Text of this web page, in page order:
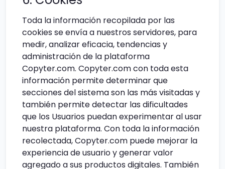
Toda la información recopilada por las
cookies se envía a nuestros servidores, para
medir, analizar eficacia, tendencias y
administración de la plataforma
Copyter.com. Copyter.com con toda esta
información permite determinar que
secciones del sistema son las más visitadas y
también permite detectar las dificultades
que los Usuarios puedan experimentar al usar
nuestra plataforma. Con toda la información
recolectada, Copyter.com puede mejorar la
experiencia de usuario y generar valor
agregado a sus productos digitales. También